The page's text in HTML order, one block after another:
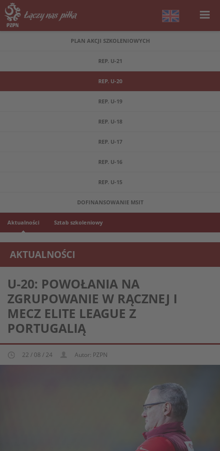
PLAN AKCJI SZKOLENIOWYCH
REP. U-21
REP. U-20
REP. U-19
REP. U-18
REP. U-17
REP. U-16
REP. U-15
DOFINANSOWANIE MSIT
Aktualności Sztab szkoleniowy
AKTUALNOŚCI
REPREZENTACJA MŁODZIEŻOWA U-20
U-20: POWOŁANIA NA
ZGRUPOWANIE W RĄCZNEJ I
MECZ ELITE LEAGUE Z
PORTUGALIĄ
22 / 08 / 24 Autor: PZPN